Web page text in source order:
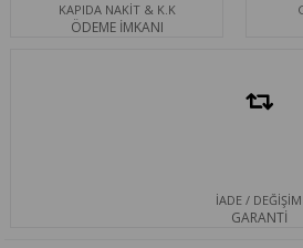
KAPIDA NAKİT & K.K
ÖDEME İMKANI
İADE / DEĞİŞİM
GARANTİ